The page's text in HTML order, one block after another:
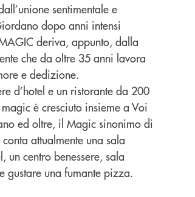
sentimentale e
dopo anni intensi
deriva, appunto, dalla
che da oltre 35 anni lavora
e dedizione.
d’hotel e un ristorante da 200
è cresciuto insieme a Voi
ed oltre, il Magic sinonimo di
attualmente una sala
un centro benessere, sala
gustare una fumante pizza.